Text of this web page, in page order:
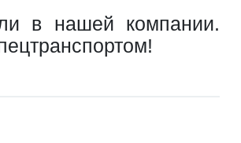
в нашей компании.